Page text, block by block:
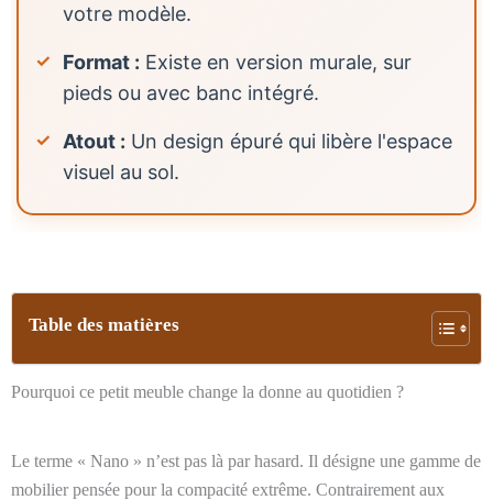
votre modèle.
Format : Existe en version murale, sur
pieds ou avec banc intégré.
Atout : Un design épuré qui libère l'espace
visuel au sol.
Table des matières
Pourquoi ce petit meuble change la donne au quotidien ?
Le terme « Nano » n’est pas là par hasard. Il désigne une gamme de
mobilier pensée pour la compacité extrême. Contrairement aux